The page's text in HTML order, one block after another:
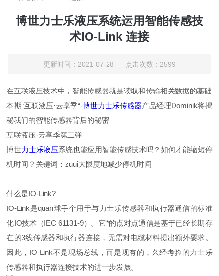
博世力士乐液压系统运用智能传感技
术IO-Link 连接
更新时间：2021-07-28 点击次数：2599
在互联液压技术中，智能传感器就是读取和传输相关数据的基础
本期“互联液压·云享季“-博世力士乐传感器产品经理Dominik将揭
秘我们的智能传感器背后的秘密
互联液压·云享季第二弹
博世力士乐液压系统也能应用智能传感技术吗？如何才能缩短停
机时间？关键词：zuui大限度地减少停机时间
什么是IO-Link?
IO-Link是quan球手个用于与力士乐传感器和执行器通信的标准
化IO技术（IEC 61131-9）。它*的点对点通信是基于已经长期存
在的3线传感器和执行器连接，无需对电缆材料提出额外要求。
因此，IO-Link不是现场总线，而是现有的，久经考验的力士乐
传感器和执行器连接技术的进一步发展。